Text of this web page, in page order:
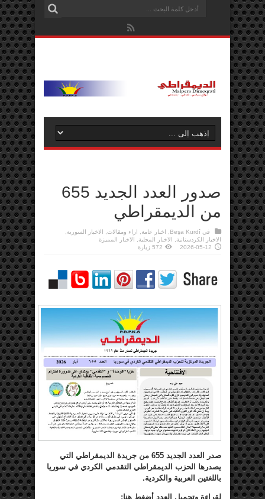
صدور العدد الجديد 655
من الديمقراطي
في Beşa Kurdî اخبار عامة اراء ومقالات الاخبار السورية
الاخبار الكردستانية
الاخبار المحلية
الاخبار المميزة
2026-05-12
572 زيارة
صدر العدد الجديد 655 من جريدة الديمقراطي التي
يصدرها الحزب الديمقراطي التقدمي الكردي في سوريا
باللغتين العربية والكردية.
لقراءة وتحميل العدد أضغط هنا: